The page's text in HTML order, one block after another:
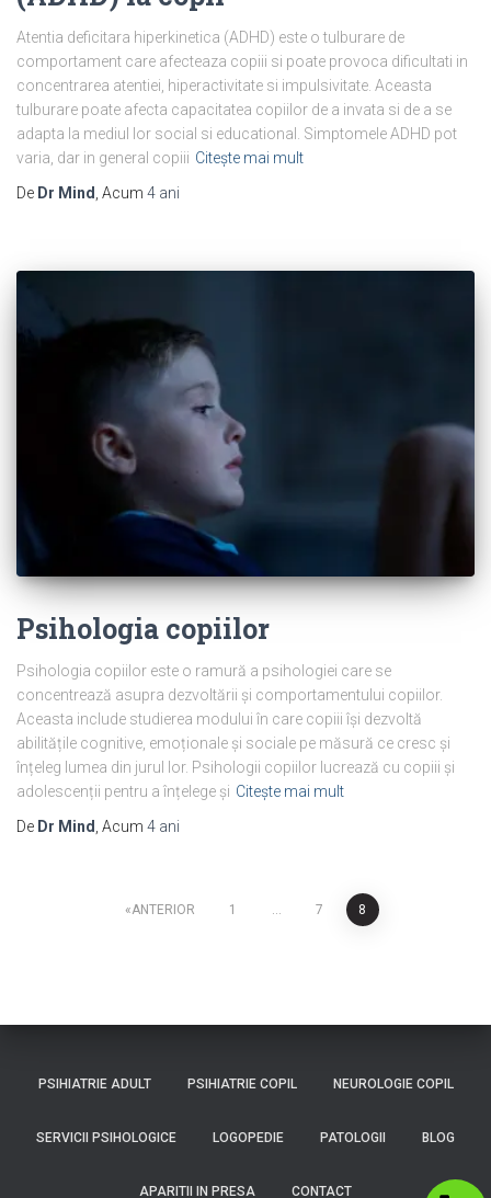
Atentia deficitara hiperkinetica (ADHD) este o tulburare de
comportament care afecteaza copiii si poate provoca dificultati in
concentrarea atentiei, hiperactivitate si impulsivitate. Aceasta
tulburare poate afecta capacitatea copiilor de a invata si de a se
adapta la mediul lor social si educational. Simptomele ADHD pot
varia, dar in general copiii Citește mai mult
De Dr Mind, Acum 4 ani
Psihologia copiilor
Psihologia copiilor este o ramură a psihologiei care se
concentrează asupra dezvoltării și comportamentului copiilor.
Aceasta include studierea modului în care copiii își dezvoltă
abilitățile cognitive, emoționale și sociale pe măsură ce cresc și
înțeleg lumea din jurul lor. Psihologii copiilor lucrează cu copiii și
adolescenții pentru a înțelege și Citește mai mult
De Dr Mind , Acum 4 ani
ANTERIOR 1 … 7 8
PSIHIATRIE ADULT PSIHIATRIE COPIL NEUROLOGIE COPIL
SERVICII PSIHOLOGICE LOGOPEDIE PATOLOGII BLOG
APARITII IN PRESA CONTACT